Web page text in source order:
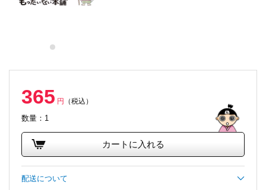
365 円 （税込）
数量：1
カートに入れる
配送について